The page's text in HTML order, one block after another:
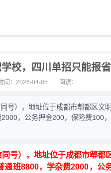
校，四川单招只能报
间：2026-04-05 阅读：
号），地址位于成都市郫都区文
，公务押金200，保险费100
号），地址位于成都市郫
班8800，学杂费2000，公